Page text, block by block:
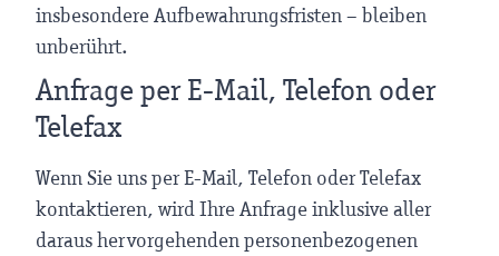
insbesondere Aufbewahrungsfristen – bleiben
unberührt.
Anfrage per E-Mail, Telefon oder
Telefax
Wenn Sie uns per E-Mail, Telefon oder Telefax
kontaktieren, wird Ihre Anfrage inklusive aller
daraus hervorgehenden personenbezogenen